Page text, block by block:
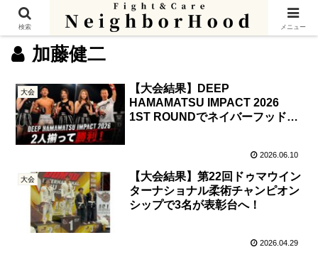
加藤健二
大会
【大会結果】DEEP
HAMAMATSU IMPACT 2026
1ST ROUNDでネイバーフッド選
2026.06.10
大会
【大会結果】第22回ドゥマウイン
ターナショナル柔術チャンピオン
シップで3名が表彰台へ！
2026.04.29
検索 メニュー